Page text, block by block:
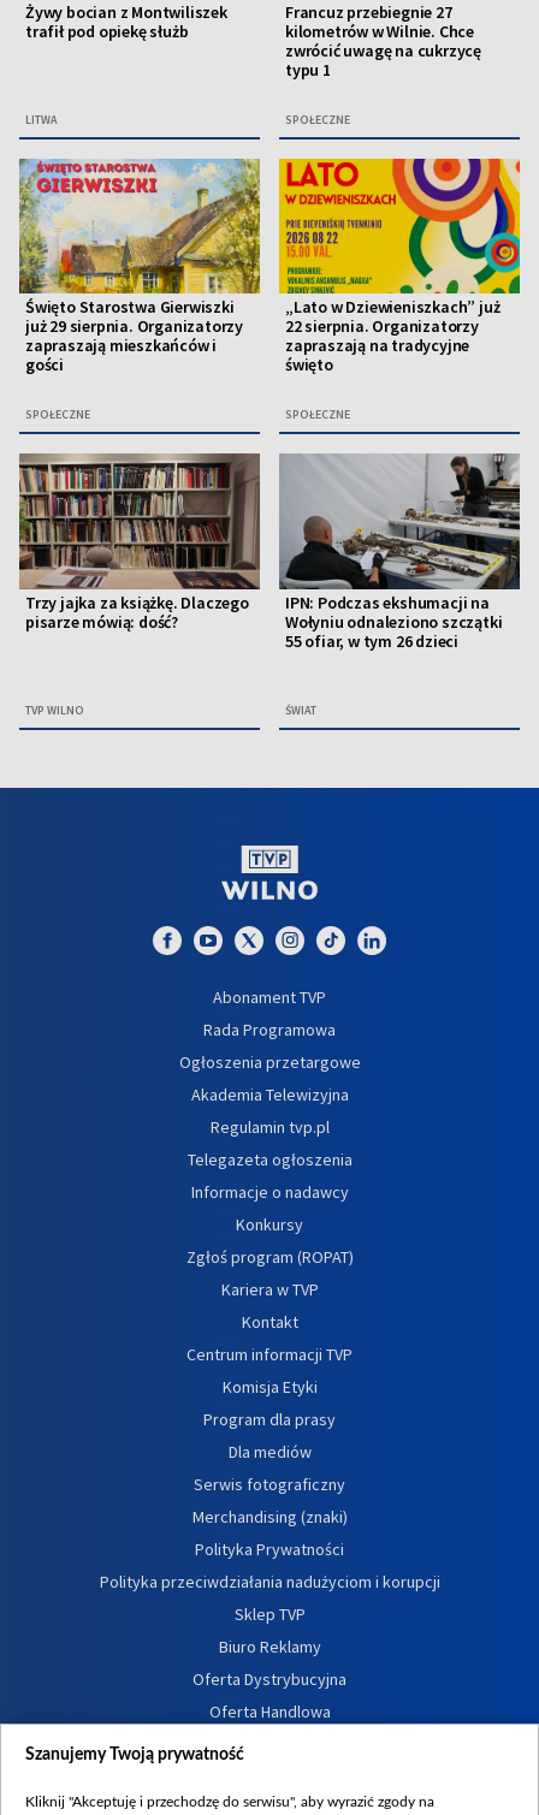
Żywy bocian z Montwiliszek
trafił pod opiekę służb
LITWA
Francuz przebiegnie 27
kilometrów w Wilnie. Chce
zwrócić uwagę na cukrzycę
typu 1
SPOŁECZNE
Święto Starostwa Gierwiszki
już 29 sierpnia. Organizatorzy
zapraszają mieszkańców i
gości
SPOŁECZNE
„Lato w Dziewieniszkach” już
22 sierpnia. Organizatorzy
zapraszają na tradycyjne
święto
SPOŁECZNE
Trzy jajka za książkę. Dlaczego
pisarze mówią: dość?
TVP WILNO
IPN: Podczas ekshumacji na
Wołyniu odnaleziono szczątki
55 ofiar, w tym 26 dzieci
ŚWIAT
Abonament TVP
Rada Programowa
Ogłoszenia przetargowe
Akademia Telewizyjna
Regulamin tvp.pl
Telegazeta ogłoszenia
Informacje o nadawcy
Konkursy
Zgłoś program (ROPAT)
Kariera w TVP
Kontakt
Centrum informacji TVP
Komisja Etyki
Program dla prasy
Dla mediów
Serwis fotograficzny
Merchandising (znaki)
Polityka Prywatności
Polityka przeciwdziałania nadużyciom i korupcji
Sklep TVP
Biuro Reklamy
Oferta Dystrybucyjna
Oferta Handlowa
Dostępność
Procedura zgłoszeń wewnętrznych
Szanujemy Twoją prywatność
Kliknij "Akceptuję i przechodzę do serwisu", aby wyrazić zgody na